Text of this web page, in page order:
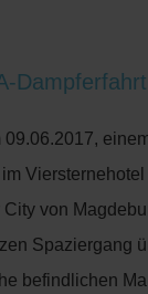
09.06.2017,
Viersternehotel
City von
Spaziergang
befindlichen